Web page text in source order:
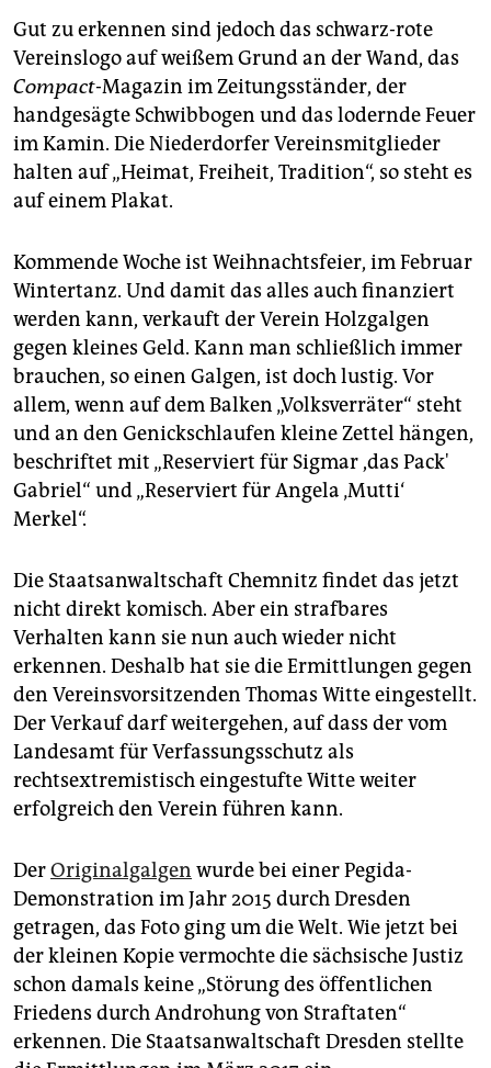
Gut zu erkennen sind jedoch das schwarz-rote
Vereinslogo auf weißem Grund an der Wand, das
Compact-Magazin im Zeitungsständer, der
handgesägte Schwibbogen und das lodernde Feuer
im Kamin. Die Niederdorfer Vereinsmitglieder
halten auf „Heimat, Freiheit, Tradition“, so steht es
auf einem Plakat.
Kommende Woche ist Weihnachtsfeier, im Februar
Wintertanz. Und damit das alles auch finanziert
werden kann, verkauft der Verein Holzgalgen
gegen kleines Geld. Kann man schließlich immer
brauchen, so einen Galgen, ist doch lustig. Vor
allem, wenn auf dem Balken „Volksverräter“ steht
und an den Genickschlaufen kleine Zettel hängen,
beschriftet mit „Reserviert für Sigmar ,das Pack'
Ga­briel“ und „Reserviert für Angela ‚Mutti‘
Merkel“.
Die Staatsanwaltschaft Chemnitz findet das jetzt
nicht direkt komisch. Aber ein strafbares
Verhalten kann sie nun auch wieder nicht
erkennen. Deshalb hat sie die Ermittlungen gegen
den Vereinsvorsitzenden Thomas Witte eingestellt.
Der Verkauf darf weitergehen, auf dass der vom
Landesamt für Verfassungsschutz als
rechtsextremistisch eingestufte Witte weiter
erfolgreich den Verein führen kann.
DerOriginalgalgen wurde bei einer Pegida-
Demonstration im Jahr 2015 durch Dresden
getragen, das Foto ging um die Welt. Wie jetzt bei
der kleinen Kopie vermochte die sächsische Justiz
schon damals keine „Störung des öffentlichen
Friedens durch Androhung von Straftaten“
erkennen. Die Staatsanwaltschaft Dresden stellte